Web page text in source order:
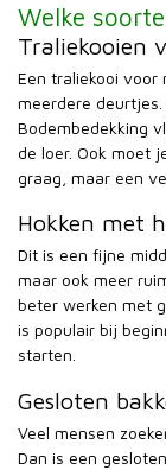
Welke
Traliekooien
Een traliekooi
meerdere deurtjes.
Bodembedekking
de loer. Ook moet
graag, maar een
Hokken met
Dit is een fijne
maar ook meer
beter werken met
is populair bij
starten.
Gesloten
Veel mensen
Dan is een